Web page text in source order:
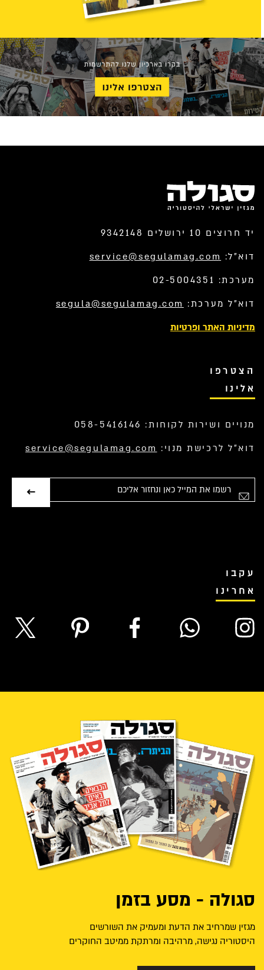
יד חרוצים 10 ירושלים 9342148
דוא”ל: service@segulamag.com
מערכת: 02-5004351
דוא”ל מערכת: segula@segulamag.com
מדיניות האתר ופרטיות
הצטרפו
אלינו
מנויים ושירות לקוחות: 058-5416146
דוא”ל לרכישת מנוי: service@segulamag.com
עקבו
אחרינו
סגולה - מסע בזמן
מגזין שמרחיב את הדעת ומעמיק את השורשים
היסטוריה נגישה, מרהיבה ומרתקת ממיטב החוקרים